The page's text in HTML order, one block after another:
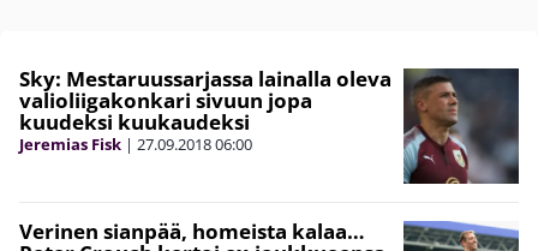
Sky: Mestaruussarjassa lainalla oleva
valioliigakonkari sivuun jopa
kuudeksi kuukaudeksi
Jeremias Fisk | 27.09.201806:00
Verinen sianpää, homeista kalaa…